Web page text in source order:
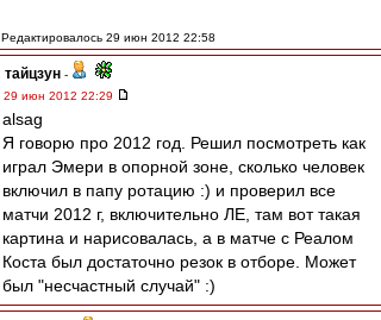
Редактировалось 29 июн 2012 22:58
тайцзун -
29 июн 2012 22:29
alsag
Я говорю про 2012 год. Решил посмотреть как
играл Эмери в опорной зоне, сколько человек
включил в папу ротацию :) и проверил все
матчи 2012 г, включительно ЛЕ, там вот такая
картина и нарисовалась, а в матче с Реалом
Коста был достаточно резок в отборе. Может
был "несчастный случай" :)